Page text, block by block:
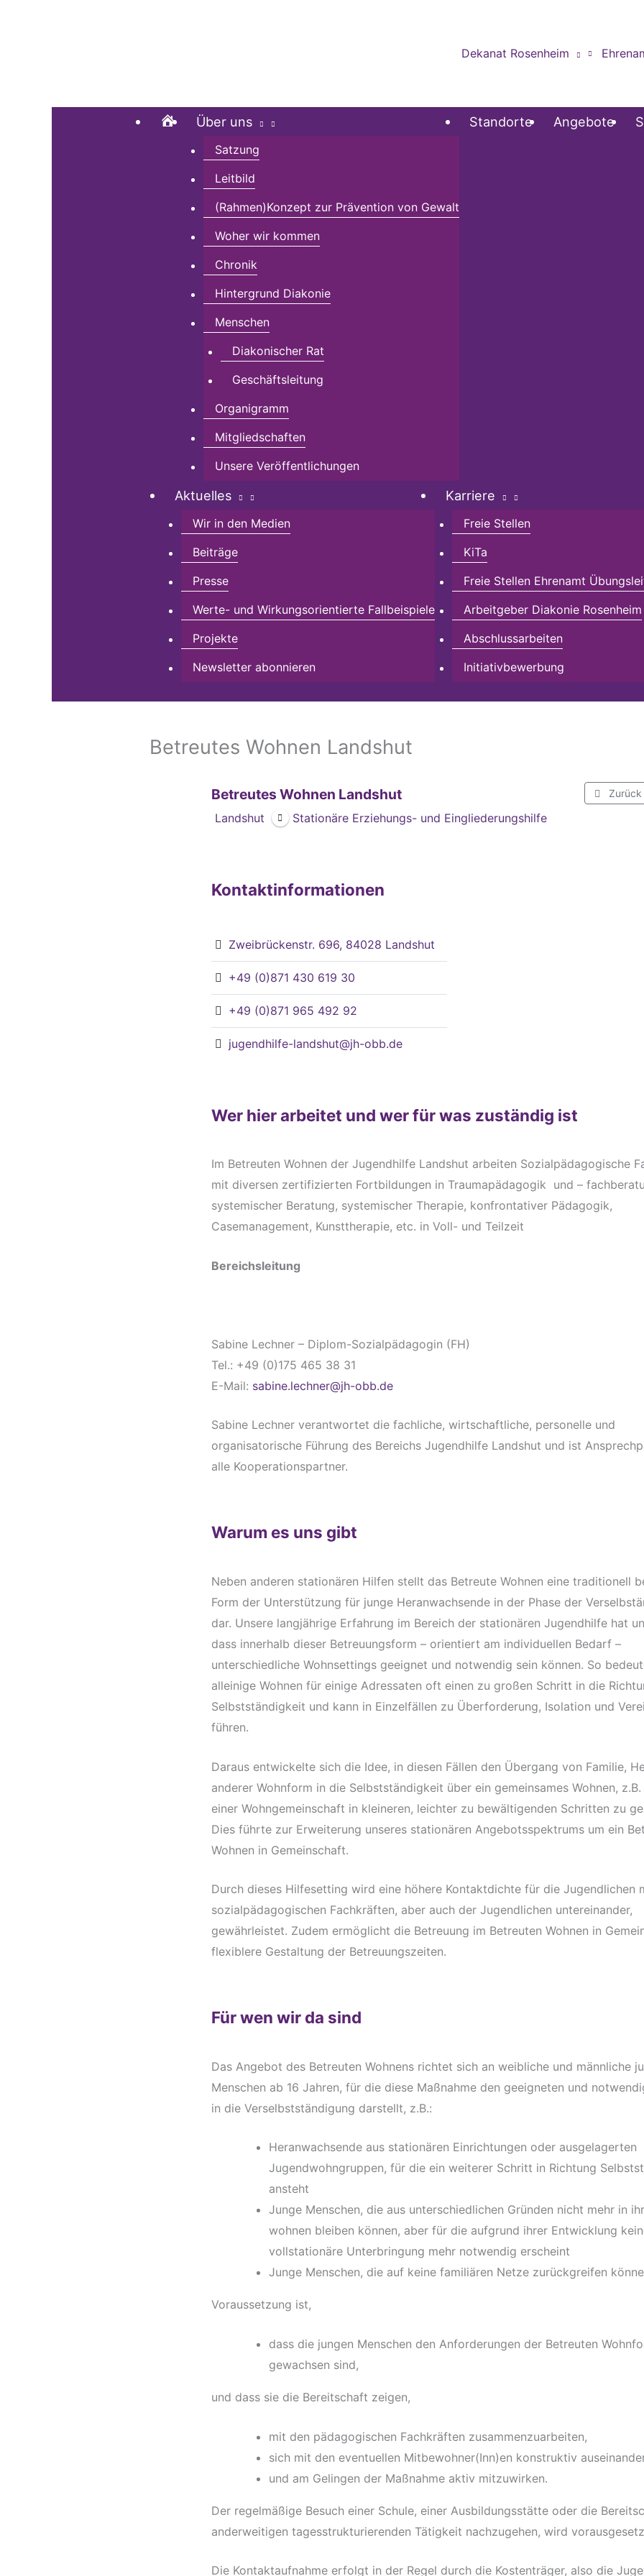
Dekanat Rosenheim
HomeÜber uns
Satzung
Leitbild
(Rahmen)Konzept zur Prävention von Gewalt
Woher wir kommen
Chronik
Hintergrund Diakonie
Menschen
Diakonischer Rat
Geschäftsleitung
Organigramm
Mitgliedschaften
Unsere Veröffentlichungen
Standorte Angebote
Aktuelles
Wir in den Medien
Beiträge
Presse
Werte- und Wirkungsorientierte Fallbeispiele
Projekte
Newsletter abonnieren
Karriere
Freie Stellen
KiTa
Freie Stellen Ehrenamt
Arbeitgeber Diakonie Rosenheim
Abschlussarbeiten
Initiativbewerbung
Betreutes Wohnen Landshut
Betreutes Wohnen Landshut
Landshut Stationäre Erziehungs- und Eingliederungshilfe
Zurück
Kontaktinformationen
Zweibrückenstr. 696, 84028 Landshut
+49 (0)871 430 619 30
+49 (0)871 965 492 92
jugendhilfe-landshut@jh-obb.de
Wer hier arbeitet und wer für was zuständig ist
Im Betreuten Wohnen der Jugendhilfe Landshut arbeiten Sozialpädagogische
mit diversen zertifizierten Fortbildungen in Traumapädagogik und –
systemischer Beratung, systemischer Therapie, konfrontativer Pädagogik,
Casemanagement, Kunsttherapie, etc. in Voll- und Teilzeit
Bereichsleitung
Sabine Lechner – Diplom-Sozialpädagogin (FH)
Tel.: +49 (0)175 465 38 31
E-Mail: sabine.lechner@jh-obb.de
Sabine Lechner verantwortet die fachliche, wirtschaftliche, personelle und
organisatorische Führung des Bereichs Jugendhilfe Landshut und ist
alle Kooperationspartner.
Warum es uns gibt
Neben anderen stationären Hilfen stellt das Betreute Wohnen eine traditionell
Form der Unterstützung für junge Heranwachsende in der Phase der
dar. Unsere langjährige Erfahrung im Bereich der stationären Jugendhilfe hat
dass innerhalb dieser Betreuungsform – orientiert am individuellen Bedarf –
unterschiedliche Wohnsettings geeignet und notwendig sein können. So
alleinige Wohnen für einige Adressaten oft einen zu großen Schritt in die
Selbstständigkeit und kann in Einzelfällen zu Überforderung, Isolation und
führen.
Daraus entwickelte sich die Idee, in diesen Fällen den Übergang von Familie,
anderer Wohnform in die Selbstständigkeit über ein gemeinsames Wohnen, z.B.
einer Wohngemeinschaft in kleineren, leichter zu bewältigenden Schritten zu
Dies führte zur Erweiterung unseres stationären Angebotsspektrums um ein
Wohnen in Gemeinschaft.
Durch dieses Hilfesetting wird eine höhere Kontaktdichte für die Jugendlichen
sozialpädagogischen Fachkräften, aber auch der Jugendlichen untereinander,
gewährleistet. Zudem ermöglicht die Betreuung im Betreuten Wohnen in
flexiblere Gestaltung der Betreuungszeiten.
Für wen wir da sind
Das Angebot des Betreuten Wohnens richtet sich an weibliche und männliche
Menschen ab 16 Jahren, für die diese Maßnahme den geeigneten und
in die Verselbstständigung darstellt, z.B.:
Heranwachsende aus stationären Einrichtungen oder ausgelagerten
Jugendwohngruppen, für die ein weiterer Schritt in Richtung
ansteht
Junge Menschen, die aus unterschiedlichen Gründen nicht mehr in
wohnen bleiben können, aber für die aufgrund ihrer Entwicklung
vollstationäre Unterbringung mehr notwendig erscheint
Junge Menschen, die auf keine familiären Netze zurückgreifen
Voraussetzung ist,
dass die jungen Menschen den Anforderungen der Betreuten
gewachsen sind,
und dass sie die Bereitschaft zeigen,
mit den pädagogischen Fachkräften zusammenzuarbeiten,
sich mit den eventuellen Mitbewohner(Inn)en konstruktiv
und am Gelingen der Maßnahme aktiv mitzuwirken.
Der regelmäßige Besuch einer Schule, einer Ausbildungsstätte oder die
anderweitigen tagesstrukturierenden Tätigkeit nachzugehen, wird
Die Kontaktaufnahme erfolgt in der Regel durch die Kostenträger, also die